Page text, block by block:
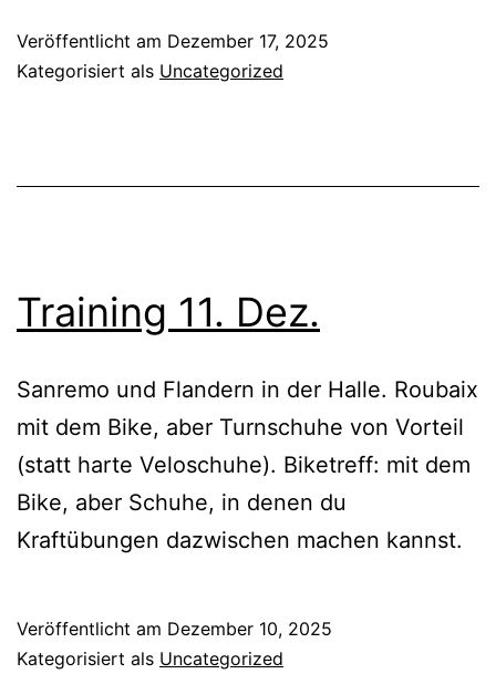
Veröffentlicht am Dezember 17, 2025
Kategorisiert als Uncategorized
Training 11. Dez.
Sanremo und Flandern in der Halle. Roubaix
mit dem Bike, aber Turnschuhe von Vorteil
(statt harte Veloschuhe). Biketreff: mit dem
Bike, aber Schuhe, in denen du
Kraftübungen dazwischen machen kannst.
Veröffentlicht am Dezember 10, 2025
Kategorisiert als Uncategorized